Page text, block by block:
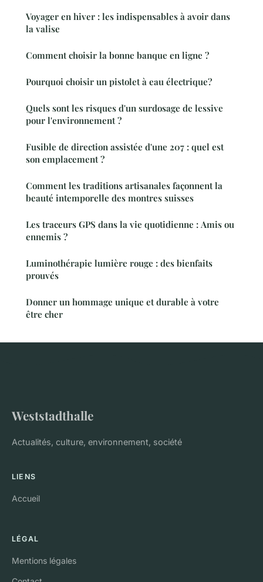
Voyager en hiver : les indispensables à avoir dans
la valise
Comment choisir la bonne banque en ligne ?
Pourquoi choisir un pistolet à eau électrique?
Quels sont les risques d'un surdosage de lessive
pour l'environnement ?
Fusible de direction assistée d'une 207 : quel est
son emplacement ?
Comment les traditions artisanales façonnent la
beauté intemporelle des montres suisses
Les traceurs GPS dans la vie quotidienne : Amis ou
ennemis ?
Luminothérapie lumière rouge : des bienfaits
prouvés
Donner un hommage unique et durable à votre
être cher
Weststadthalle
Actualités, culture, environnement, société
LIENS
Accueil
LÉGAL
Mentions légales